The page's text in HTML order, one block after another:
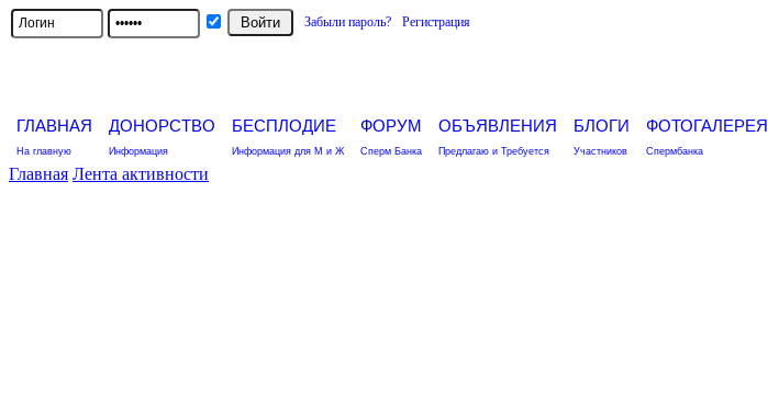
Забыли пароль? Регистрация
ГЛАВНАЯ
На главную
ДОНОРСТВО
Информация
БЕСПЛОДИЕ
Информация для М и Ж
ФОРУМ
Сперм Банка
ОБЪЯВЛЕНИЯ
Предлагаю и Требуется
БЛОГИ
Участников
ФОТОГАЛЕРЕЯ
Спермбанка
Главная Лента активности